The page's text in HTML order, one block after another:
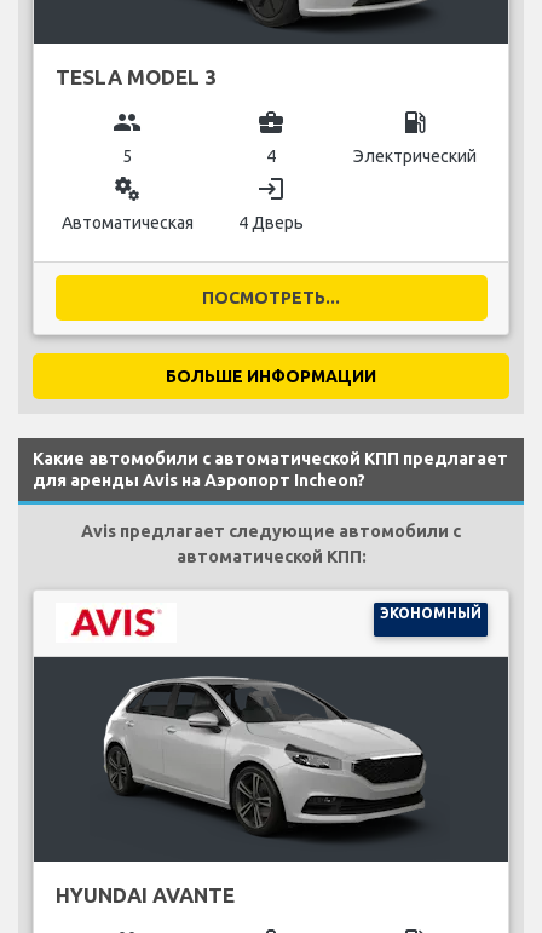
TESLA MODEL 3
group
5
business_center
4
local_gas_station
Электрический
miscellaneous_services
Автоматическая
login
4 Дверь
ПОСМОТРЕТЬ...
БОЛЬШЕ ИНФОРМАЦИИ
Какие автомобили с автоматической КПП предлагает
для аренды Avis на Аэропорт Incheon?
Avis предлагает следующие автомобили с
автоматической КПП:
ЭКОНОМНЫЙ
HYUNDAI AVANTE